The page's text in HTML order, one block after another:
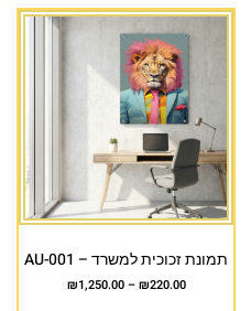
תמונת זכוכית למשרד – AU-001
₪220.00
–
₪1,250.00